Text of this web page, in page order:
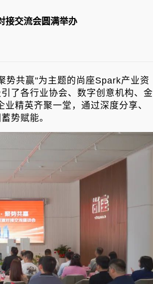
接交流会圆满举办
势共赢"为主题的尚座Spark产业资
了各行业协会、数字创意机构、金
精英齐聚一堂，通过深度分享、
势赋能。